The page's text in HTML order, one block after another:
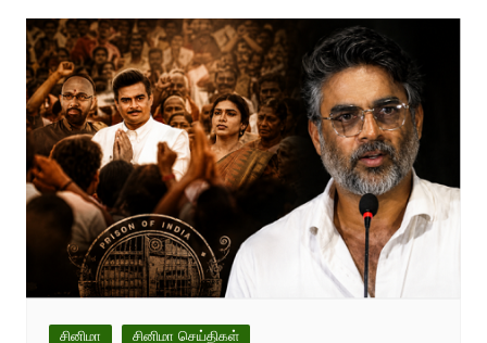
சினிமா சினிமா செய்திகள்